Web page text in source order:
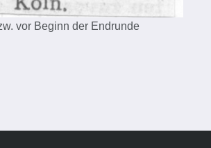
vor Beginn der Endrunde